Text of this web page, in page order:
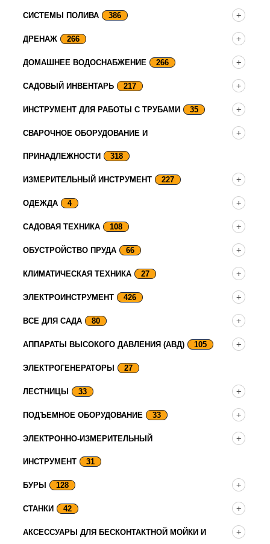
СИСТЕМЫ ПОЛИВА 386
ДРЕНАЖ 266
ДОМАШНЕЕ ВОДОСНАБЖЕНИЕ 266
САДОВЫЙ ИНВЕНТАРЬ 217
ИНСТРУМЕНТ ДЛЯ РАБОТЫ С ТРУБАМИ 35
СВАРОЧНОЕ ОБОРУДОВАНИЕ И
ПРИНАДЛЕЖНОСТИ 318
ИЗМЕРИТЕЛЬНЫЙ ИНСТРУМЕНТ 227
ОДЕЖДА 4
САДОВАЯ ТЕХНИКА 108
ОБУСТРОЙСТВО ПРУДА 66
КЛИМАТИЧЕСКАЯ ТЕХНИКА 27
ЭЛЕКТРОИНСТРУМЕНТ 426
ВСЕ ДЛЯ САДА 80
АППАРАТЫ ВЫСОКОГО ДАВЛЕНИЯ (АВД) 105
ЭЛЕКТРОГЕНЕРАТОРЫ 27
ЛЕСТНИЦЫ 33
ПОДЪЕМНОЕ ОБОРУДОВАНИЕ 33
ЭЛЕКТРОННО-ИЗМЕРИТЕЛЬНЫЙ
ИНСТРУМЕНТ 31
БУРЫ 128
СТАНКИ 42
АКСЕССУАРЫ ДЛЯ БЕСКОНТАКТНОЙ МОЙКИ И